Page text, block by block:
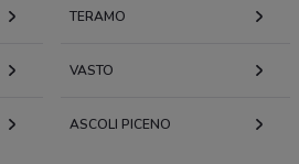
TERAMO
VASTO
ASCOLI PICENO